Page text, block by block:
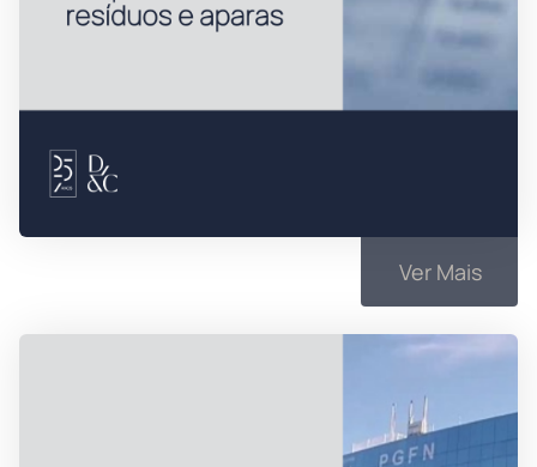
Ver Mais